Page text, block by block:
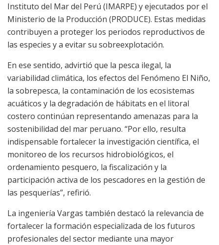
Instituto del Mar del Perú (IMARPE) y ejecutados por el
Ministerio de la Producción (PRODUCE). Estas medidas
contribuyen a proteger los periodos reproductivos de
las especies y a evitar su sobreexplotación.
En ese sentido, advirtió que la pesca ilegal, la
variabilidad climática, los efectos del Fenómeno El Niño,
la sobrepesca, la contaminación de los ecosistemas
acuáticos y la degradación de hábitats en el litoral
costero continúan representando amenazas para la
sostenibilidad del mar peruano. “Por ello, resulta
indispensable fortalecer la investigación científica, el
monitoreo de los recursos hidrobiológicos, el
ordenamiento pesquero, la fiscalización y la
participación activa de los pescadores en la gestión de
las pesquerías”, refirió.
La ingeniería Vargas también destacó la relevancia de
fortalecer la formación especializada de los futuros
profesionales del sector mediante una mayor